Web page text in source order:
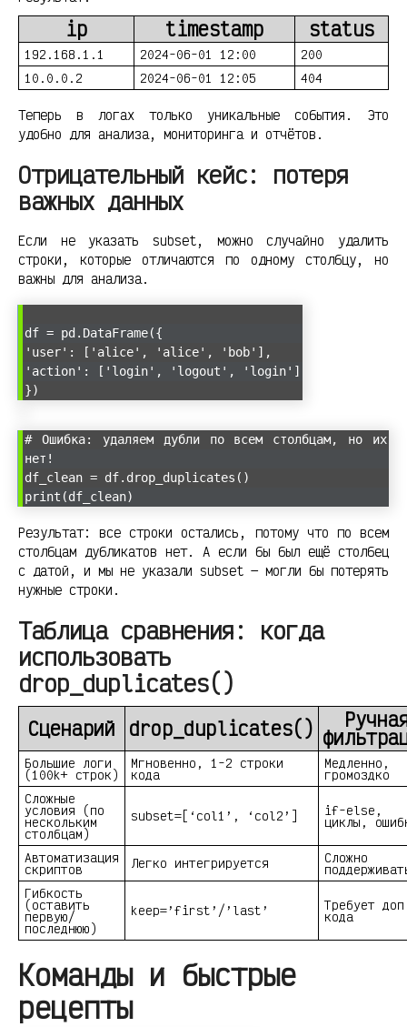
ip timestamp status
192.168.1.1 2024-06-01 12:00
200
10.0.0.2
2024-06-01 12:05 404
Теперь в логах только уникальные события. Это
удобно для анализа, мониторинга и отчётов.
Отрицательный кейс: потеря
важных данных
Если не указать subset, можно случайно удалить
строки, которые отличаются по одному столбцу, но
важны для анализа.
df = pd.DataFrame({
'user': ['alice', 'alice', 'bob'],
'action': ['login', 'logout', 'login']
})
# Ошибка: удаляем дубли по всем столбцам, но их
нет!
df_clean = df.drop_duplicates()
print(df_clean)
Результат: все строки остались, потому что по всем
столбцам дубликатов нет. А если бы был ещё столбец
с датой, и мы не указали subset — могли бы потерять
нужные строки.
Таблица сравнения: когда
использовать
drop_duplicates()
Сценарий drop_duplicates()
Большие логи
(100k+ строк)
Мгновенно, 1-2 строки
кода
Медленно,
громоздко
Сложные
условия (по
нескольким
столбцам)
subset=[‘col1’, ‘col2’] if-else,
циклы,
Автоматизация
скриптов Легко интегрируется Сложно
Гибкость
(оставить
первую/
последнюю)
keep=’first’/’last’ Требует
кода
Команды и быстрые
рецепты